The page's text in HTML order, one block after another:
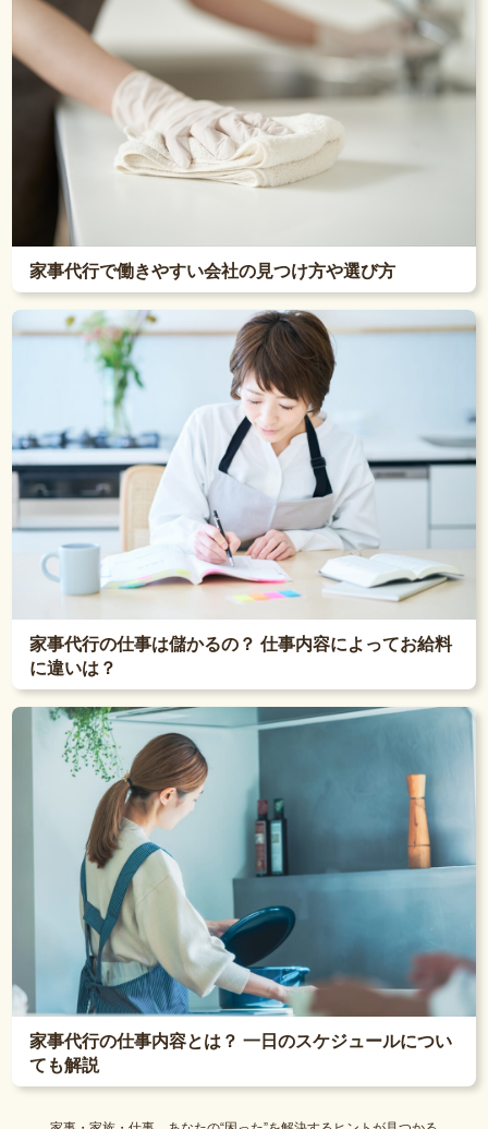
家事代行で働きやすい会社の見つけ方や選び方
家事代行の仕事は儲かるの？ 仕事内容によってお給料
に違いは？
家事代行の仕事内容とは？ 一日のスケジュールについ
ても解説